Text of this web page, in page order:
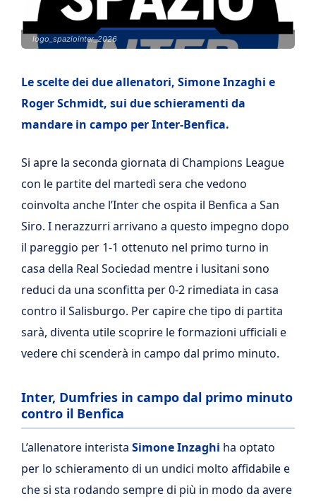
logo_spaziointer_2026
Le scelte dei due allenatori, Simone Inzaghi e
Roger Schmidt, sui due schieramenti da
mandare in campo per Inter-Benfica.
Si apre la seconda giornata di Champions League
con le partite del martedì sera che vedono
coinvolta anche l’Inter che ospita il Benfica a San
Siro. I nerazzurri arrivano a questo impegno dopo
il pareggio per 1-1 ottenuto nel primo turno in
casa della Real Sociedad mentre i lusitani sono
reduci da una sconfitta per 0-2 rimediata in casa
contro il Salisburgo. Per capire che tipo di partita
sarà, diventa utile scoprire le formazioni ufficiali e
vedere chi scenderà in campo dal primo minuto.
Inter, Dumfries in campo dal primo minuto
contro il Benfica
L’allenatore interista Simone Inzaghi ha optato
per lo schieramento di un undici molto affidabile e
che si sta rodando sempre di più in modo da avere